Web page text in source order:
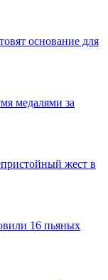
основание для
медалями за
жест в
16 пьяных